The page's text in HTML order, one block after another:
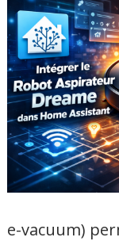
e-vacuum)